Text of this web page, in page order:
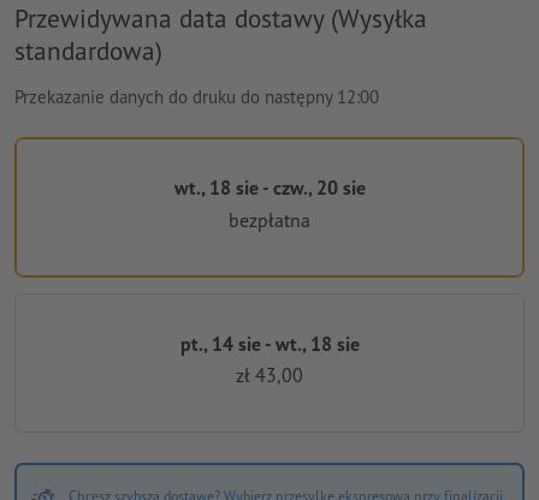
Przewidywana data dostawy (Wysyłka
standardowa)
Przekazanie danych do druku do następny 12:00
wt., 18 sie - czw., 20 sie
bezpłatna
pt., 14 sie - wt., 18 sie
zł 43,00
Chcesz szybsza dostawe? Wybierz przesylke ekspresowa przy finalizacji